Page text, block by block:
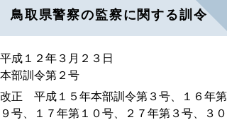
鳥取県警察の監察に関する訓令
平成１２年３月２３日
本部訓令第２号
改正 平成１５年本部訓令第３号、１６年第
９号、１７年第１０号、２７年第３号、３０